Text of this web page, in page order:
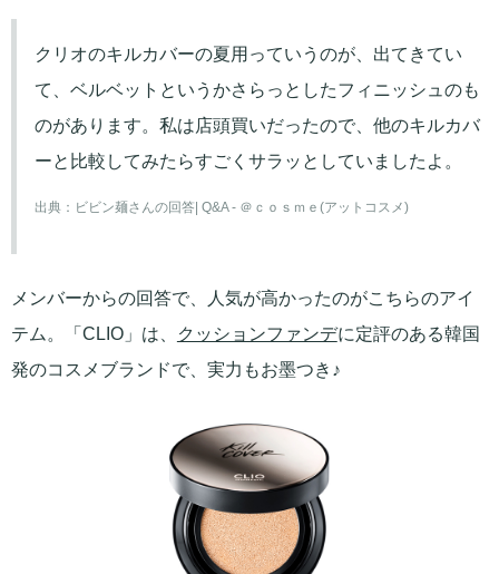
クリオのキルカバーの夏用っていうのが、出てきてい
て、ベルベットというかさらっとしたフィニッシュのも
のがあります。私は店頭買いだったので、他のキルカバ
ーと比較してみたらすごくサラッとしていましたよ。
出典： ビビン麺さんの回答| Q&A - ＠ｃｏｓｍｅ(アットコスメ)
メンバーからの回答で、人気が高かったのがこちらのアイ
テム。「CLIO」は、
クッションファンデに定評のある韓国
発のコスメブランドで、実力もお墨つき♪